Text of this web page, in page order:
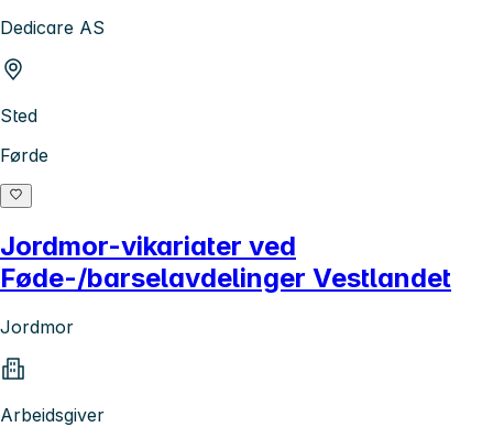
Dedicare AS
Sted
Førde
Jordmor-vikariater ved
Føde-/barselavdelinger Vestlandet
Jordmor
Arbeidsgiver